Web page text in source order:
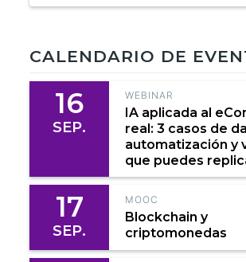
CALENDARIO DE
16
SEP.
WEBINAR
IA aplicada al
real: 3 casos de
automatización y
que puedes
17
SEP.
MOOC
Blockchain y
criptomonedas